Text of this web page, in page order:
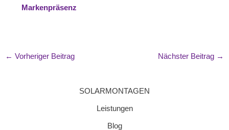
Markenpräsenz
← Vorheriger Beitrag Nächster Beitrag →
SOLARMONTAGEN
Leistungen
Blog